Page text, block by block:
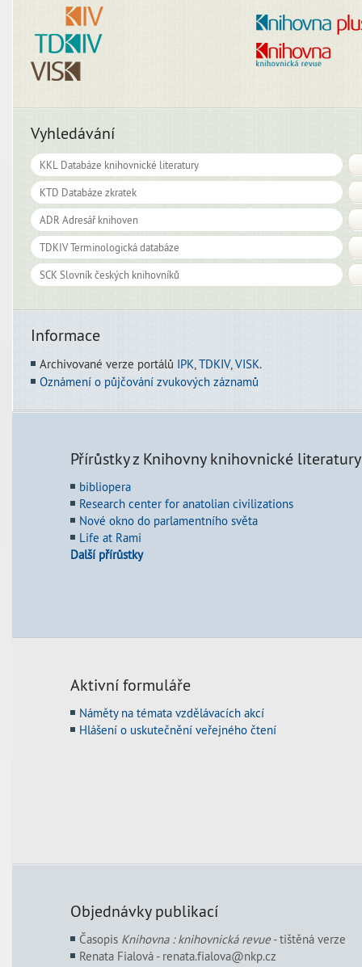
Vyhledávání
Informace
Archivované verze portálů IPK,TDKIV,VISK.
Oznámení o půjčování zvukových záznamů
Přírůstky z Knihovny knihovnické literatury
bibliopera
Research center for anatolian civilizations
Nové okno do parlamentního světa
Life at Rami
Další přírůstky
Aktivní formuláře
Náměty na témata vzdělávacích akcí
Hlášení o uskutečnění veřejného čtení
Objednávky publikací
Časopis Knihovna : knihovnická revue- tištěná verze
Renata Fialová - renata.fialova@nkp.cz